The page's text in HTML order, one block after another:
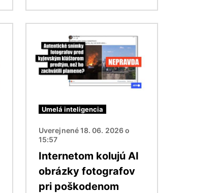
Umelá inteligencia
Uverejnené 18. 06. 2026 o
15:57
Internetom kolujú AI
obrázky fotografov
pri poškodenom